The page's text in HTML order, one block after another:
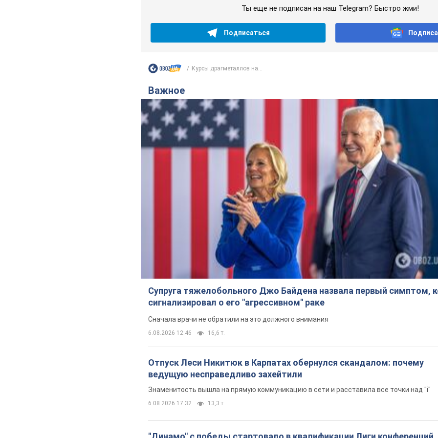
Ты еще не подписан на наш Telegram? Быстро жми!
Подписаться
Курсы драгметаллов на...
Важное
Супруга тяжелобольного Джо Байдена назвала первый симптом,
сигнализировал о его "агрессивном" раке
Сначала врачи не обратили на это должного внимания
6.08.2026 12:46 16,6 т.
Отпуск Леси Никитюк в Карпатах обернулся скандалом: почему
ведущую несправедливо захейтили
Знаменитость вышла на прямую коммуникацию в сети и расставила все точки над "i"
6.08.2026 17:32 13,3 т.